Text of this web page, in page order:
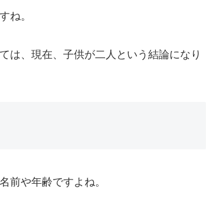
ね。
は、 現在、子供が二人という結論になり
前や年齢ですよね。